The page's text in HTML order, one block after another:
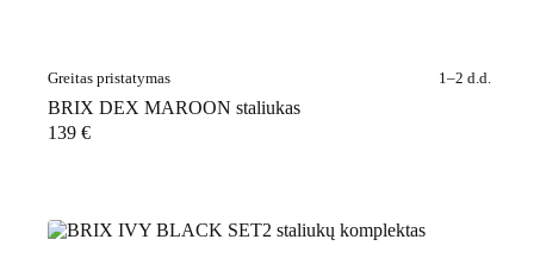
Greitas pristatymas 1–2 d.d.
BRIX DEX MAROON staliukas
139 €